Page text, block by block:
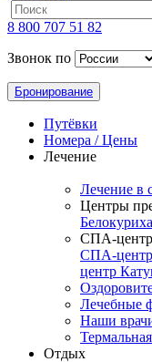
8 800 707 51 82
Звонок по
Бронирование
Путёвки
Номера / Цены
Лечение
Лечение в
Центры
Белокуриха
СПА-
СПА-центр
центр
Лечебные
Наши
Отдых